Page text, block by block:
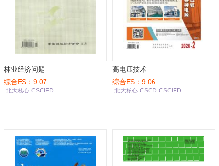
林业经济问题
综合ES：9.07
北大核心 CSCIED
高电压技术
综合ES：9.06
北大核心 CSCD CSCIED